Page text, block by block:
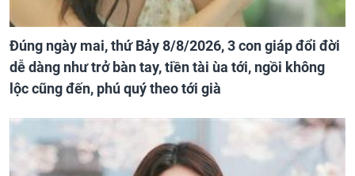
Đúng ngày mai, thứ Bảy 8/8/2026, 3 con giáp đổi đời
dễ dàng như trở bàn tay, tiền tài ùa tới, ngồi không
lộc cũng đến, phú quý theo tới già